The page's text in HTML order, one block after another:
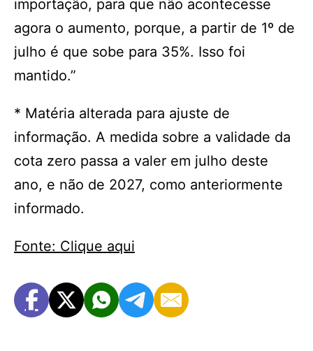
importação, para que não acontecesse
agora o aumento, porque, a partir de 1º de
julho é que sobe para 35%. Isso foi
mantido.”
* Matéria alterada para ajuste de
informação. A medida sobre a validade da
cota zero passa a valer em julho deste
ano, e não de 2027, como anteriormente
informado.
Fonte: Clique aqui